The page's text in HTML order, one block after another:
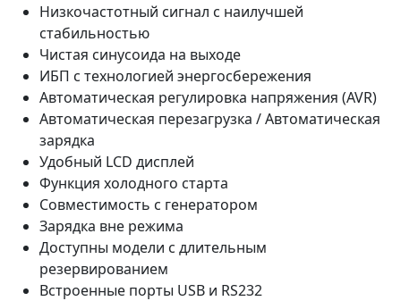
Низкочастотный сигнал с наилучшей
стабильностью
Чистая синусоида на выходе
ИБП с технологией энергосбережения
Автоматическая регулировка напряжения (AVR)
Автоматическая перезагрузка / Автоматическая
зарядка
Удобный LCD дисплей
Функция холодного старта
Совместимость с генератором
Зарядка вне режима
Доступны модели с длительным
резервированием
Встроенные порты USB и RS232